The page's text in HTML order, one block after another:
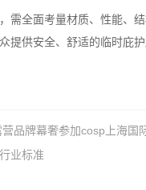
需全面考量材质、性能、
提供安全、舒适的临时庇护
品牌幕奢参加cosp上海国
业标准